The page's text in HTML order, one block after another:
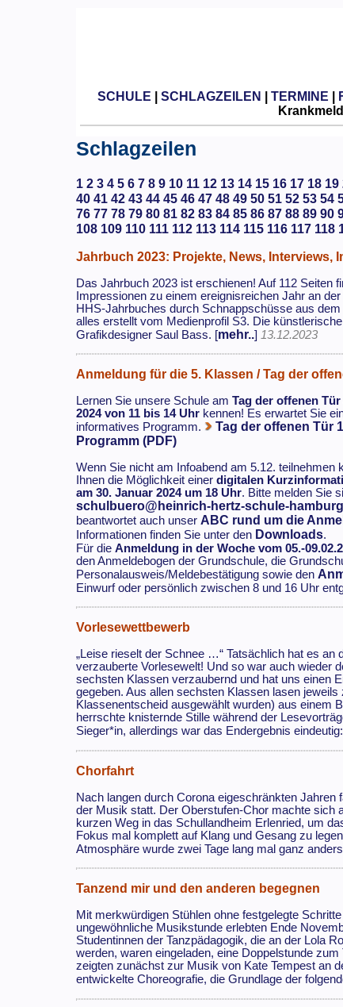
SCHULE SCHLAGZEILEN TERMINE
Schlagzeilen
1 2 3 4 5 6 7 8 9 10 11 12 13 14 15 16 17 18 19
40 41 42 43 44 45 46 47 48 49 50 51 52 53 54
76 77 78 79 80 81 82 83 84 85 86 87 88 89 90
108 109 110 111 112 113 114 115 116 117 118
Jahrbuch 2023: Projekte, News, Interviews,
Das Jahrbuch 2023 ist erschienen! Auf 112 Seiten
Impressionen zu einem ereignisreichen Jahr an
HHS-Jahrbuches durch Schnappschüsse aus
alles erstellt vom Medienprofil S3. Die
Grafikdesigner Saul Bass. [mehr..] 13.12.2023
Anmeldung für die 5. Klassen / Tag der
Lernen Sie unsere Schule amTag der offenen
2024 von 11 bis 14 Uhr kennen! Es erwartet Sie
informatives Programm.
Tag der offenen Tür
Programm (PDF)
Wenn Sie nicht am Infoabend am 5.12. teilnehmen
Ihnen die Möglichkeit einerdigitalen
am 30. Januar 2024 um 18 Uhr. Bitte melden Sie
schulbuero@heinrich-hertz-schule-
beantwortet auch unserABC rund um die
Informationen finden Sie unter den Downloads.
Für dieAnmeldung in der Woche vom 05.-
den Anmeldebogen der Grundschule, die
Personalausweis/Meldebestätigung sowie den
Einwurf oder persönlich zwischen 8 und 16 Uhr
Vorlesewettbewerb
„Leise rieselt der Schnee …“ Tatsächlich hat es an
verzauberte Vorlesewelt! Und so war auch wieder
sechsten Klassen verzaubernd und hat uns einen
gegeben. Aus allen sechsten Klassen lasen
Klassenentscheid ausgewählt wurden) aus einem
herrschte knisternde Stille während der
Sieger*in, allerdings war das Endergebnis
Chorfahrt
Nach langen durch Corona eigeschränkten
der Musik statt. Der Oberstufen-Chor machte sich
kurzen Weg in das Schullandheim Erlenried, um
Fokus mal komplett auf Klang und Gesang zu
Atmosphäre wurde zwei Tage lang mal ganz
Tanzend mir und den anderen begegnen
Mit merkwürdigen Stühlen ohne festgelegte
ungewöhnliche Musikstunde erlebten Ende
Studentinnen der Tanzpädagogik, die an der Lola
werden, waren eingeladen, eine Doppelstunde
zeigten zunächst zur Musik von Kate Tempest an
entwickelte Choreografie, die Grundlage der